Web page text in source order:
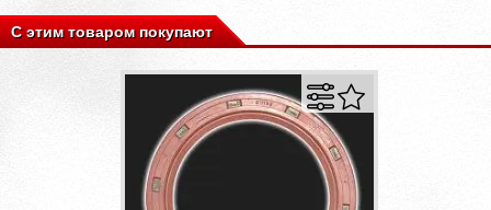
С этим товаром покупают